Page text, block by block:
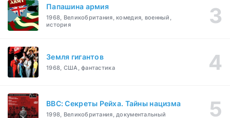
Папашина армия
1968, Великобритания, комедия, военный,
история
Земля гигантов
1968, США, фантастика
BBC: Секреты Рейха. Тайны нацизма
1998, Великобритания, документальный